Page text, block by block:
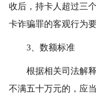
收后，持卡人超过三
卡诈骗罪的客观行为要
3、数额标准
根据相关司法解
不满五十万元的，应